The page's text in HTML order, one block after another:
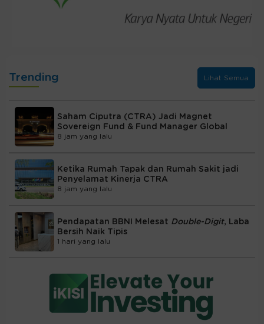
Trending Lihat Semua
Saham Ciputra (CTRA) Jadi Magnet
Sovereign Fund & Fund Manager Global
8 jam yang lalu
Ketika Rumah Tapak dan Rumah Sakit jadi
Penyelamat Kinerja CTRA
8 jam yang lalu
Pendapatan BBNI Melesat Double-Digit, Laba
Bersih Naik Tipis
1 hari yang lalu